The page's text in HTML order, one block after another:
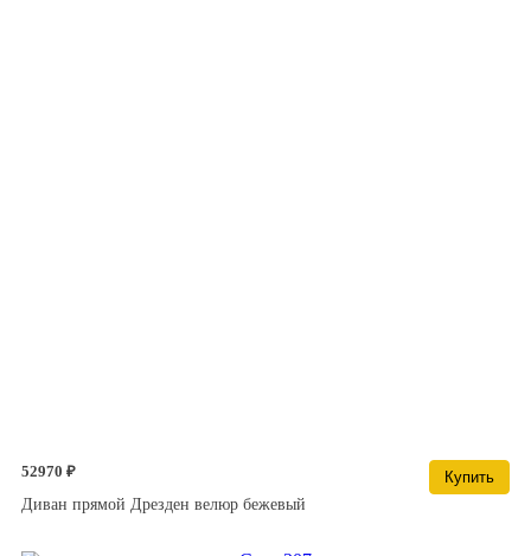
52970 ₽
Купить
Диван прямой Дрезден велюр бежевый